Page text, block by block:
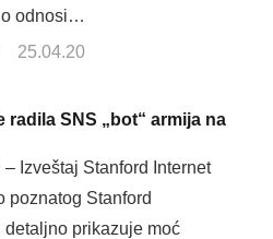
odnosi…
25.04.20
radila SNS „bot“ armija na
Izveštaj Stanford Internet
poznatog Stanford
prikazuje moć